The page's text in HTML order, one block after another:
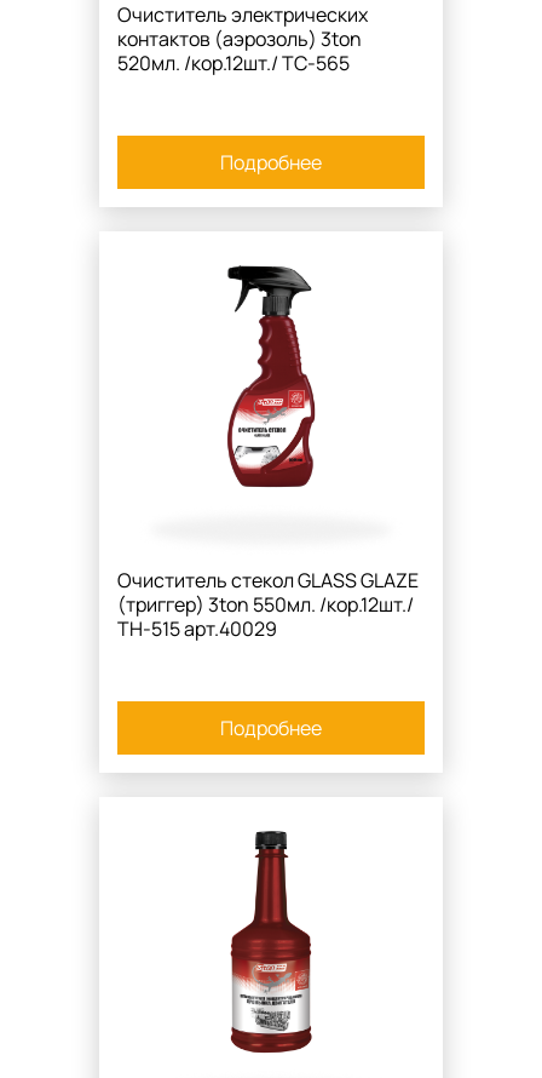
Очиститель электрических
контактов (аэрозоль) 3ton
520мл. /кор.12шт./ TC-565
Подробнее
Очиститель стекол GLASS GLAZE
(триггер) 3ton 550мл. /кор.12шт./
TH-515 арт.40029
Подробнее